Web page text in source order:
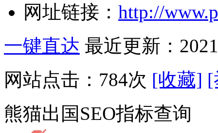
网址链接： http://
一键直达 最近更新：
网站点击： 784次 [收藏] [
熊猫出国SEO指标查询